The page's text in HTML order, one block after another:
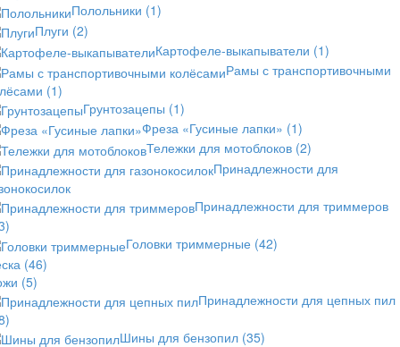
Полольники (1)
Плуги (2)
Картофеле-выкапыватели (1)
Рамы с транспортивочными
(1)
Грунтозацепы (1)
Фреза «Гусиные лапки» (1)
Тележки для мотоблоков (2)
Принадлежности для
Принадлежности для триммеров
Головки триммерные (42)
(46)
(5)
Принадлежности для цепных пил
Шины для бензопил (35)